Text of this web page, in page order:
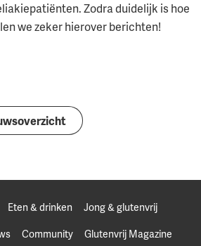
Zodra duidelijk is hoe
we zeker hierover berichten!
Eten & drinken
Jong & glutenvrij
Community
Glutenvrij Magazine